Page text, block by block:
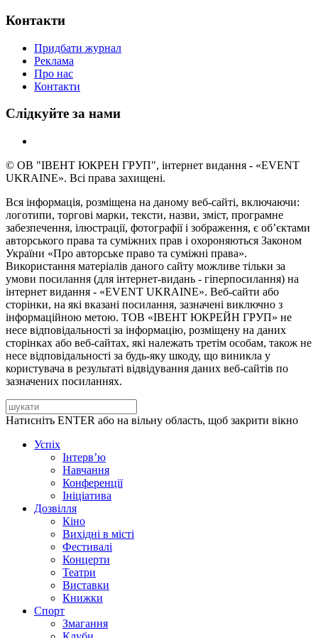
Контакти
Придбати журнал
Реклама
Про нас
Контакти
Слідкуйте за нами
© ОВ "ІВЕНТ ЮКРЕН ГРУП", інтернет видання - «EVENT
UKRAINE». Всі права захищені.
Вся інформація, розміщена на даному веб-сайті, включаючи:
логотипи, торгові марки, тексти, назви, зміст, програмне
забезпечення, ілюстрації, фотографії і зображення, є об’єктами
авторського права та суміжних прав і охороняються Законом
України «Про авторське право та суміжні права».
Використання матеріалів даного сайту можливе тільки за
умови посилання (для інтернет-видань - гіперпосилання) на
інтернет видання - «EVENT UKRAINE». Веб-сайти або
сторінки, на які вказані посилання, зазначені виключно з
інформаційною метою. ТОВ «ІВЕНТ ЮКРЕЙН ГРУП» не
несе відповідальності за інформацію, розміщену на даних
сторінках або веб-сайтах, які належать третім особам, також не
несе відповідальності за будь-яку шкоду, що виникла у
користувача в результаті відвідування даних веб-сайтів по
зазначених посиланнях.
Натисніть ENTER або на вільну область, щоб закрити вікно
Успіх
Інтерв’ю
Навчання
Конференції
Ініціатива
Дозвілля
Кіно
Вихідні в місті
Фестивалі
Концерти
Театри
Виставки
Книжки
Спорт
Змагання